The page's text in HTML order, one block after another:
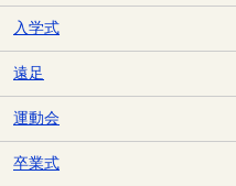
入学式
遠足
運動会
卒業式